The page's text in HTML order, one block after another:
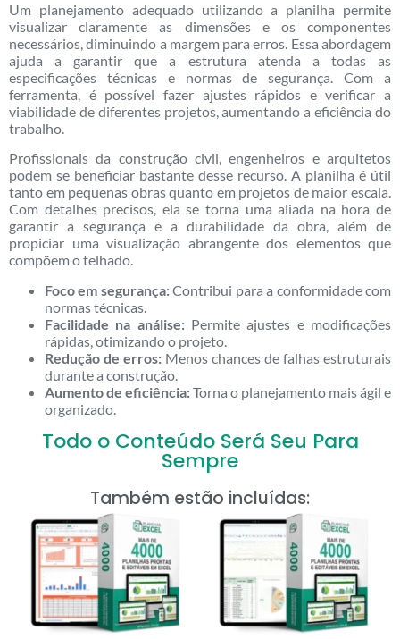
Um planejamento adequado utilizando a planilha permite
visualizar claramente as dimensões e os componentes
necessários, diminuindo a margem para erros. Essa abordagem
ajuda a garantir que a estrutura atenda a todas as
especificações técnicas e normas de segurança. Com a
ferramenta, é possível fazer ajustes rápidos e verificar a
viabilidade de diferentes projetos, aumentando a eficiência do
trabalho.
Profissionais da construção civil, engenheiros e arquitetos
podem se beneficiar bastante desse recurso. A planilha é útil
tanto em pequenas obras quanto em projetos de maior escala.
Com detalhes precisos, ela se torna uma aliada na hora de
garantir a segurança e a durabilidade da obra, além de
propiciar uma visualização abrangente dos elementos que
compõem o telhado.
Foco em segurança:Contribui para a conformidade com
normas técnicas.
Facilidade na análise:Permite ajustes e modificações
rápidas, otimizando o projeto.
Redução de erros: Menos chances de falhas estruturais
durante a construção.
Aumento de eficiência:Torna o planejamento mais ágil e
organizado.
Todo o Conteúdo Será Seu Para
Sempre
Também estão incluídas: